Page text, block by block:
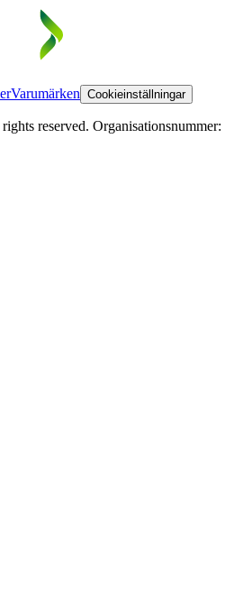
Varumärken Cookieinställningar
reserved. Organisationsnummer: